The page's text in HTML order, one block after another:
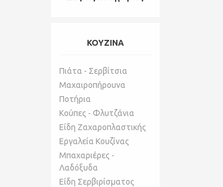
ΚΟΥΖΙΝΑ
Πιάτα - Σερβίτσια
Μαχαιροπήρουνα
Ποτήρια
Κούπες - Φλυτζάνια
Είδη Ζαχαροπλαστικής
Εργαλεία Κουζίνας
Μπαχαριέρες -
Λαδόξυδα
Είδη Σερβιρίσματος